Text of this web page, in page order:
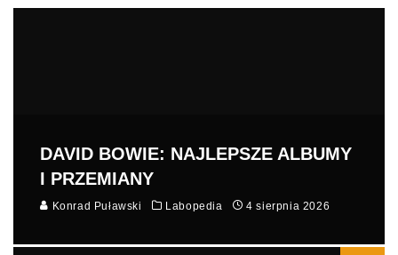
DAVID BOWIE: NAJLEPSZE ALBUMY
I PRZEMIANY
Konrad Puławski Labopedia 4 sierpnia 2026